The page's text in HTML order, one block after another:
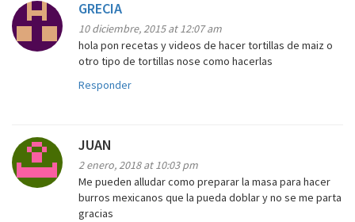
GRECIA
10 diciembre, 2015 at 12:07 am
hola pon recetas y videos de hacer tortillas de maiz o
otro tipo de tortillas nose como hacerlas
Responder
JUAN
2 enero, 2018 at 10:03 pm
Me pueden alludar como preparar la masa para hacer
burros mexicanos que la pueda doblar y no se me parta
gracias